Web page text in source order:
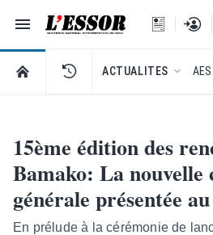
Navigation
L'Essor - retour à la une
Se
RETOUR À LA PAGE D’ACCUEIL DE
ACTUALITES AES
15ème édition des
Bamako: La nouvelle
générale présentée
En prélude à la cérémonie de